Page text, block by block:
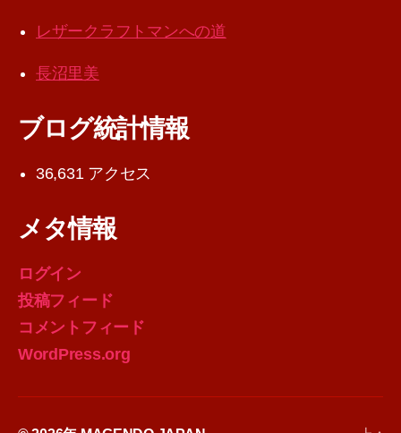
レザークラフトマンへの道
長沼里美
ブログ統計情報
36,631 アクセス
メタ情報
ログイン
投稿フィード
コメントフィード
WordPress.org